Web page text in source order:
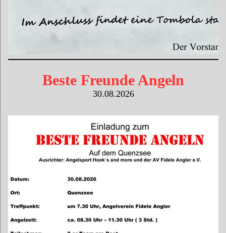
Beste Freunde Angeln
30.08.2026